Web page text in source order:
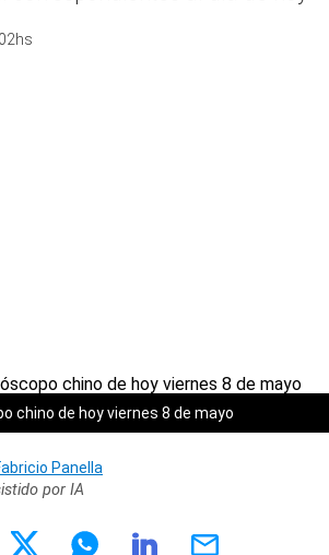
chino de hoy viernes 8 de mayo
Panella
por IA